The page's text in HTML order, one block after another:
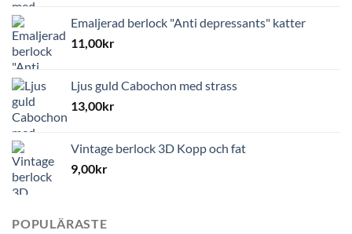
Emaljerad berlock "Anti depressants" katter
11,00kr
Ljus guld Cabochon med strass
13,00kr
Vintage berlock 3D Kopp och fat
9,00kr
POPULÄRASTE